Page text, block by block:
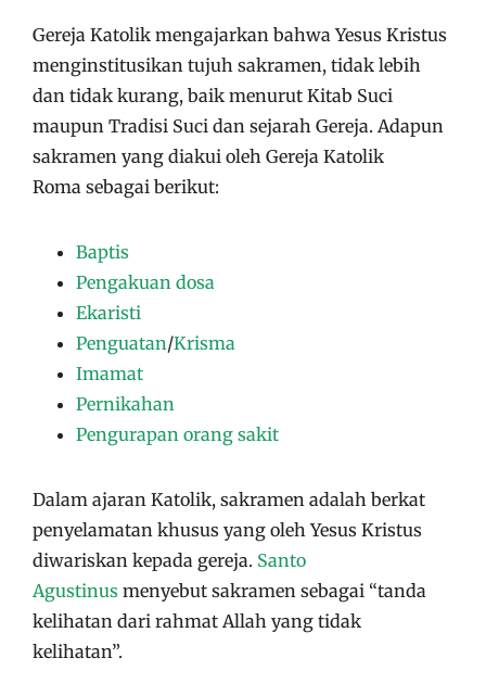
Gereja Katolik mengajarkan bahwa Yesus Kristus
menginstitusikan tujuh sakramen, tidak lebih
dan tidak kurang, baik menurut Kitab Suci
maupun Tradisi Suci dan sejarah Gereja. Adapun
sakramen yang diakui oleh Gereja Katolik
Roma sebagai berikut:
Baptis
Pengakuan dosa
Ekaristi
Penguatan/Krisma
Imamat
Pernikahan
Pengurapan orang sakit
Dalam ajaran Katolik, sakramen adalah berkat
penyelamatan khusus yang oleh Yesus Kristus
diwariskan kepada gereja. Santo
Agustinus menyebut sakramen sebagai “tanda
kelihatan dari rahmat Allah yang tidak
kelihatan”.